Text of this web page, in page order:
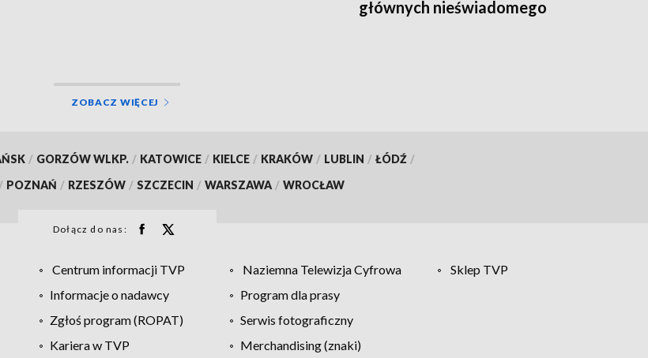
głównych nieświadomego
ZOBACZ WIĘCEJ
/ GORZÓW WLKP. / KATOWICE / KIELCE / KRAKÓW / LUBLIN / ŁÓDŹ /
/ POZNAŃ / RZESZÓW / SZCZECIN / WARSZAWA / WROCŁAW
Dołącz do nas:
Centrum informacji TVP Naziemna Telewizja Cyfrowa
Sklep TVP
Informacje o nadawcy
Program dla prasy
Zgłoś program (ROPAT)
Serwis fotograficzny
Kariera w TVP Merchandising (znaki)